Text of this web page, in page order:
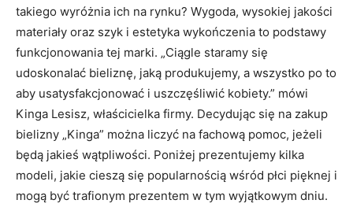
takiego wyróżnia ich na rynku? Wygoda, wysokiej jakości
materiały oraz szyk i estetyka wykończenia to podstawy
funkcjonowania tej marki. „Ciągle staramy się
udoskonalać bieliznę, jaką produkujemy, a wszystko po to
aby usatysfakcjonować i uszczęśliwić kobiety.” mówi
Kinga Lesisz, właścicielka firmy. Decydując się na zakup
bielizny „Kinga” można liczyć na fachową pomoc, jeżeli
będą jakieś wątpliwości. Poniżej prezentujemy kilka
modeli, jakie cieszą się popularnością wśród płci pięknej i
mogą być trafionym prezentem w tym wyjątkowym dniu.